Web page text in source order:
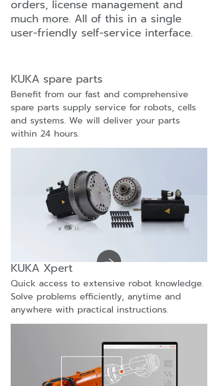
orders, license management and
much more. All of this in a single
user-friendly self-service interface.
KUKA spare parts
Benefit from our fast and comprehensive
spare parts supply service for robots, cells
and systems. We will deliver your parts
within 24 hours.
KUKA Xpert
Quick access to extensive robot knowledge.
Solve problems efficiently, anytime and
anywhere with practical instructions.